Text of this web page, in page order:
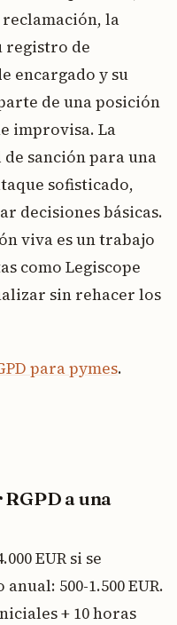
la
registro de
encargado y su
de una posición
improvisa. La
sanción para una
sofisticado,
decisiones básicas.
viva es un trabajo
como Legiscope
sin rehacer los
para pymes.
a una
EUR si se
500-1.500 EUR.
+ 10 horas